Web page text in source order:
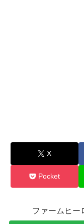
X
Pocket
ファームヒー